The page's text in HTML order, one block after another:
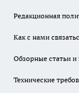
Редакционная
Как с нами
Обзорные статьи
Технические